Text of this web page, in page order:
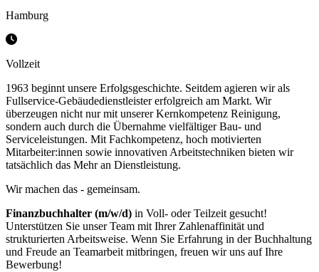
Hamburg
Vollzeit
1963 beginnt unsere Erfolgsgeschichte. Seitdem agieren wir als
Fullservice-Gebäudedienstleister erfolgreich am Markt. Wir
überzeugen nicht nur mit unserer Kernkompetenz Reinigung,
sondern auch durch die Übernahme vielfältiger Bau- und
Serviceleistungen. Mit Fachkompetenz, hoch motivierten
Mitarbeiter:innen sowie innovativen Arbeitstechniken bieten wir
tatsächlich das Mehr an Dienstleistung.
Wir machen das - gemeinsam.
Finanzbuchhalter (m/w/d) in Voll- oder Teilzeit gesucht!
Unterstützen Sie unser Team mit Ihrer Zahlenaffinität und
strukturierten Arbeitsweise. Wenn Sie Erfahrung in der Buchhaltung
und Freude an Teamarbeit mitbringen, freuen wir uns auf Ihre
Bewerbung!